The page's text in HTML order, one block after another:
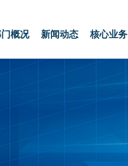
概况 新闻动态 核心业务